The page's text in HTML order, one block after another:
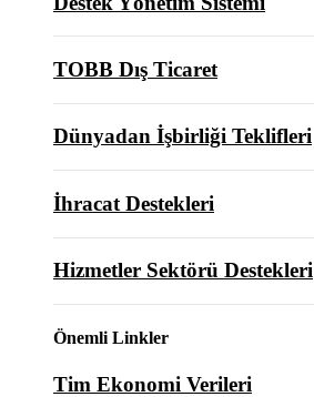
TOBB Dış Ticaret
Dünyadan İşbirliği Teklifleri
İhracat Destekleri
Hizmetler Sektörü Destekleri
Önemli Linkler
Tim Ekonomi Verileri